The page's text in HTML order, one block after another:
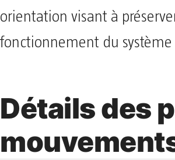
orientation visant à
fonctionnement du
Détails des